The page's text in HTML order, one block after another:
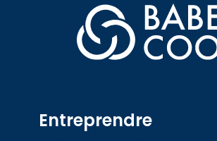
Entreprendre